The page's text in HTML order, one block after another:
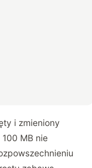
i zmieniony
MB nie